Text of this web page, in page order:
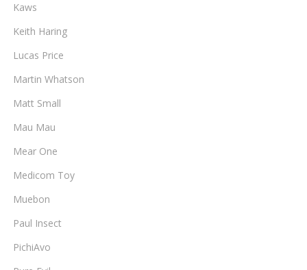
Kaws
Keith Haring
Lucas Price
Martin Whatson
Matt Small
Mau Mau
Mear One
Medicom Toy
Muebon
Paul Insect
PichiAvo